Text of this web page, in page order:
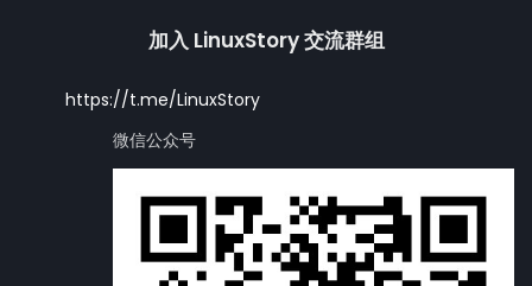
加入 LinuxStory 交流群组
https://t.me/LinuxStory
微信公众号